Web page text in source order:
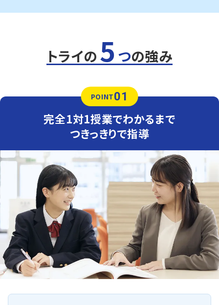
トライは最寄り駅から徒歩2分なので、電車に乗って通塾す
定期テスト対策
数学（教科書：啓林館）
上祖師谷中は教科書やワークからの出題が中心ですが、応
応用まで丁寧にフォローし、安心してテスト本番に臨める
英語（教科書：三省堂）
上祖師谷中では定期テストは学校ワークや教科書から多く
出題されるため、テスト前は授業でもワークを徹底的に活
用します。間違えた問題は何度も解き直し、自分の力で解
人気のコース
定期テスト対策コース
内申点対策コース
東京都市大学付属中学校
オリジナルテキスト・体系数学などの対策なら成城学園前
校へ！
千歳中学校
難しい数学もトライの講師にお任せください。
AI学習で効率良く点数アップ！
他にも以下の学校に対応しています
砧南中学校 玉川学園中学部
トライの 5 つの強み
POINT01
完全1対1授業でわかるまで
つきっきりで指導